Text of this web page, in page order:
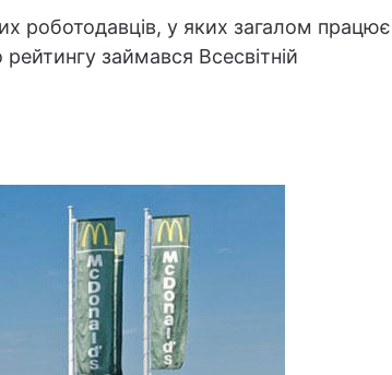
роботодавців, у яких загалом працює
займався Всесвітній